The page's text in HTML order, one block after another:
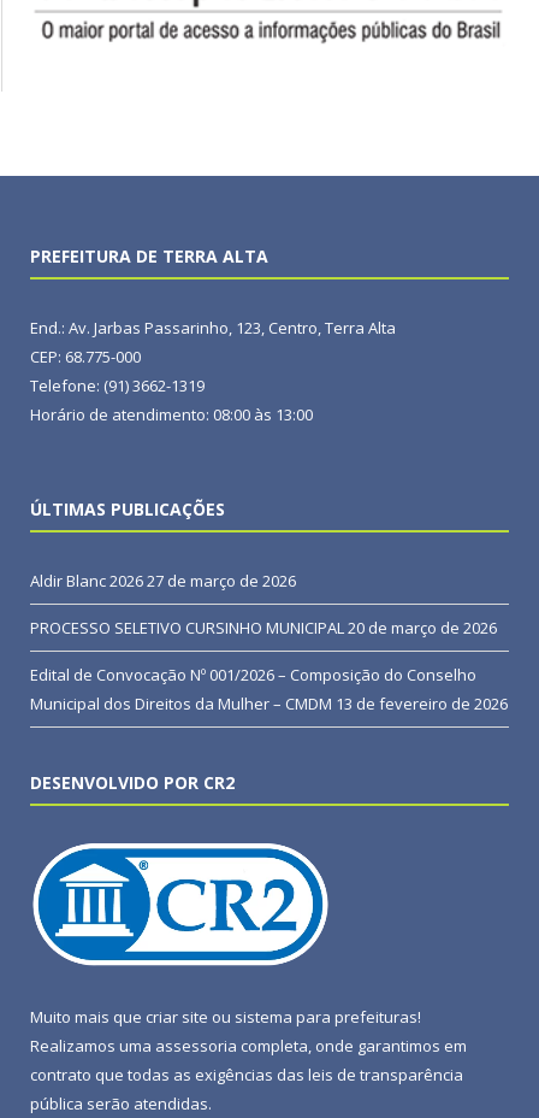
PREFEITURA DE TERRA ALTA
End.: Av. Jarbas Passarinho, 123, Centro, Terra Alta
CEP: 68.775-000
Telefone: (91) 3662-1319
Horário de atendimento: 08:00 às 13:00
ÚLTIMAS PUBLICAÇÕES
Aldir Blanc 202627 de março de 2026
PROCESSO SELETIVO CURSINHO MUNICIPAL20 de março de 2026
Edital de Convocação Nº 001/2026 – Composição do Conselho
Municipal dos Direitos da Mulher – CMDM 13 de fevereiro de 2026
DESENVOLVIDO POR CR2
Muito mais que criar site ou sistema para prefeituras!
Realizamos uma assessoria completa, onde garantimos em
contrato que todas as exigências das leis de transparência
pública serão atendidas.